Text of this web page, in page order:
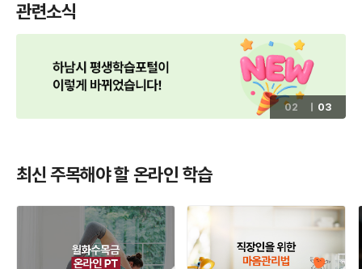
관련소식
02 03
최신 주목해야 할 온라인 학습